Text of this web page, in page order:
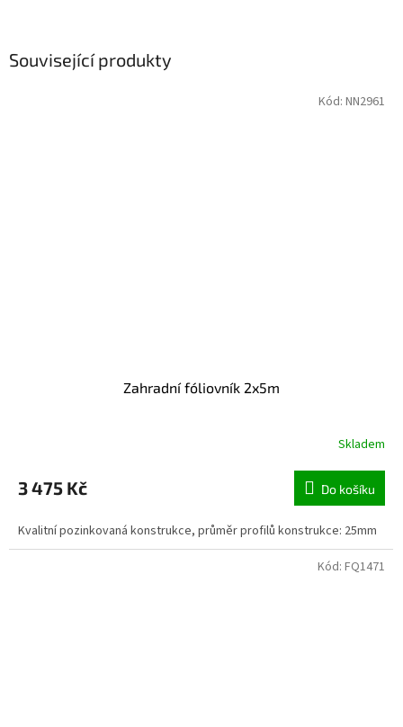
Související produkty
Zahradní fóliovník 2x5m
Skladem
3 475 Kč Do košíku
Kvalitní pozinkovaná konstrukce, průměr profilů konstrukce: 25mm
Kód: NN2961
Kód: FQ1471